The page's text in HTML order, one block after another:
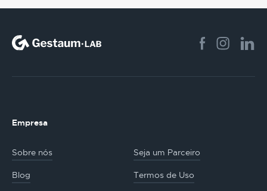
Empresa
Sobre nós Seja um Parceiro
Blog Termos de Uso